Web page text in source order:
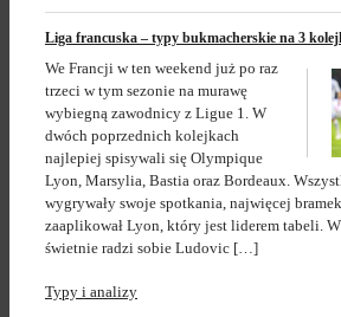
Liga francuska – typy bukmacherskie na 3
We Francji w ten weekend już po raz
trzeci w tym sezonie na murawę
wybiegną zawodnicy z Ligue 1. W
dwóch poprzednich kolejkach
najlepiej spisywali się Olympique
Lyon, Marsylia, Bastia oraz Bordeaux.
wygrywały swoje spotkania, najwięcej
zaaplikował Lyon, który jest liderem tabeli.
świetnie radzi sobie Ludovic […]
Typy i analizy